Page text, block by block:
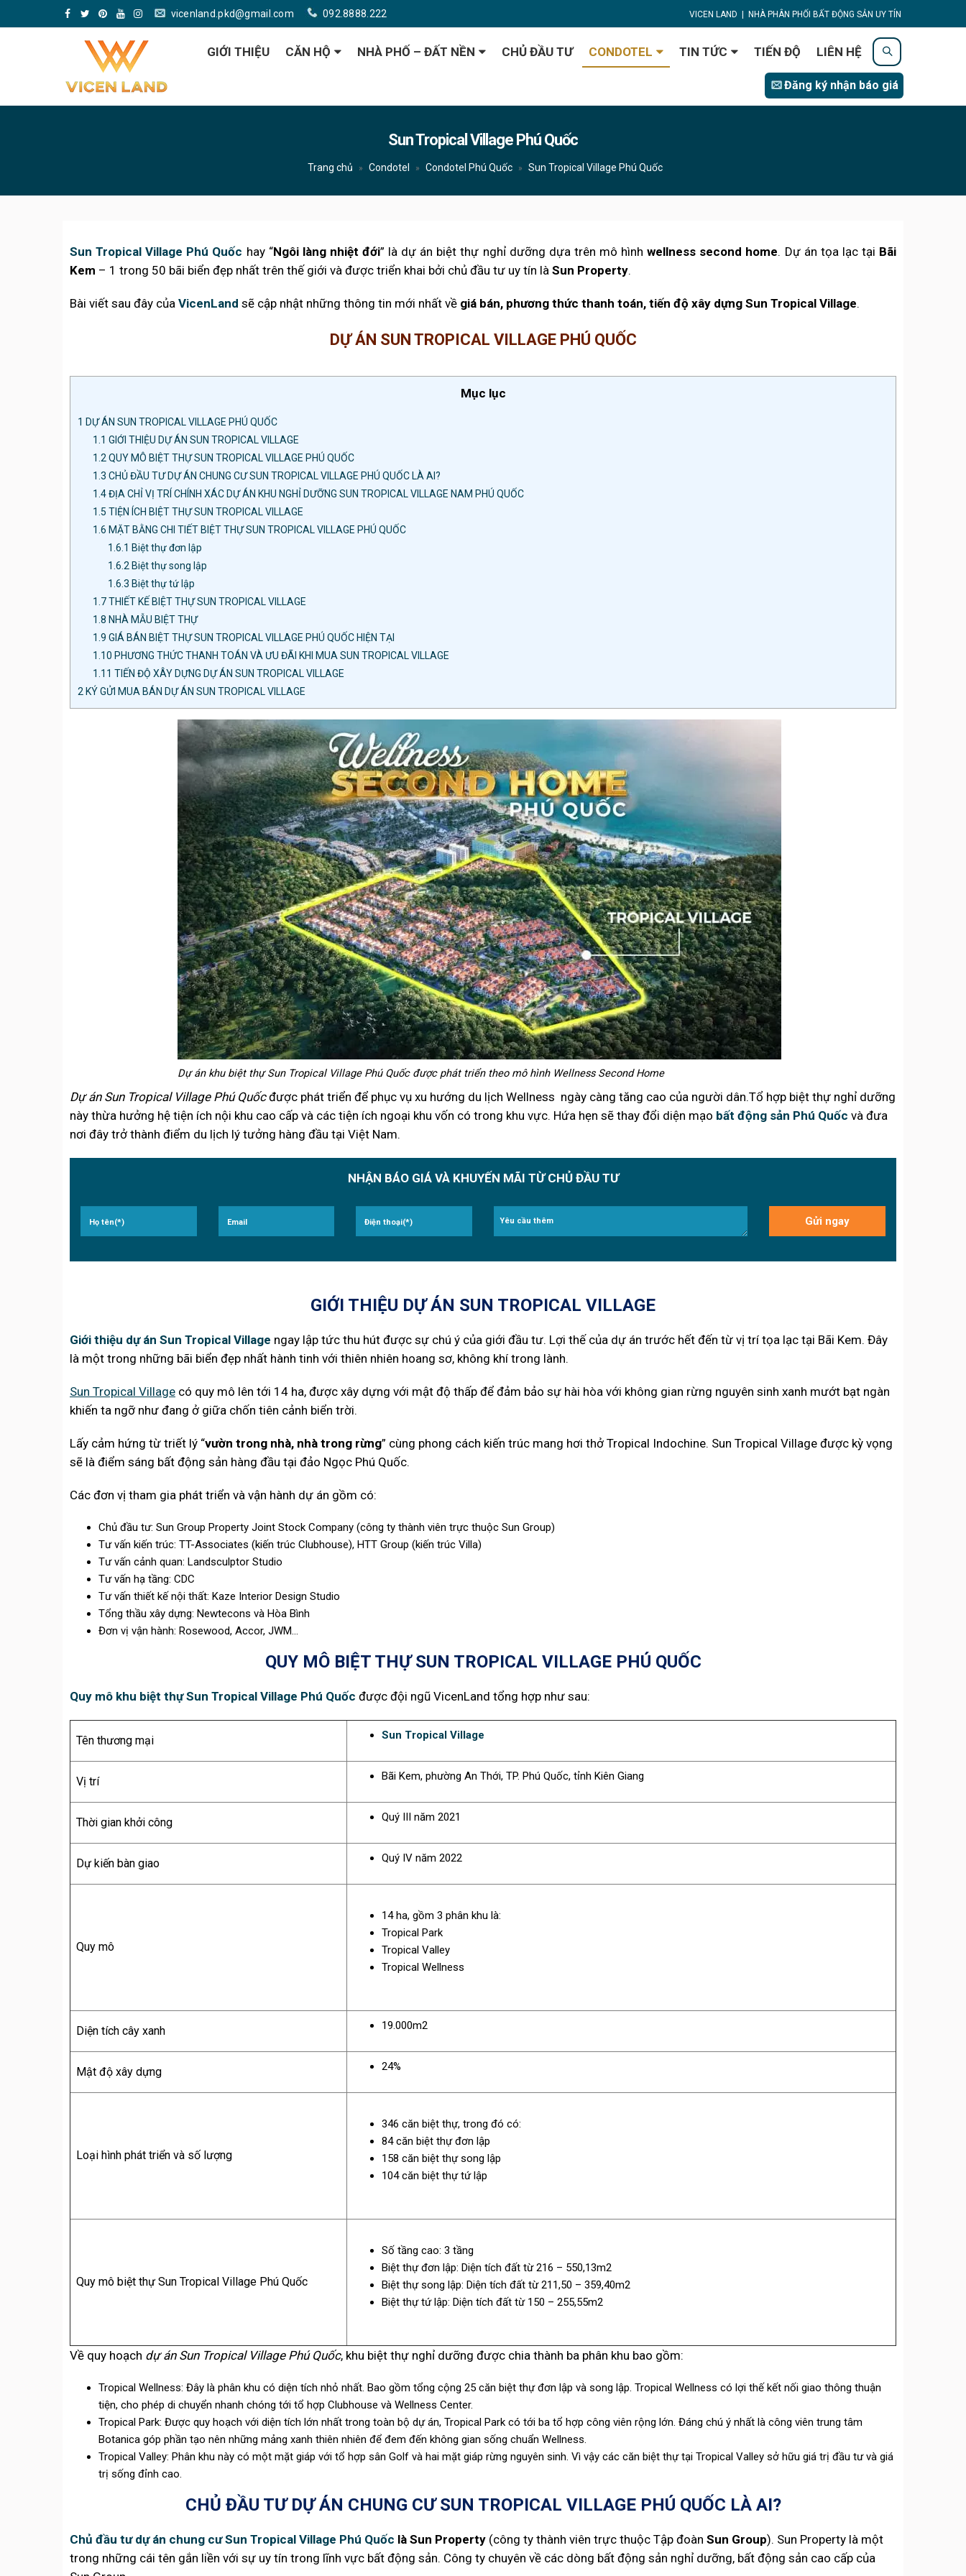
vicenland.pkd@gmail.com 092.8888.222 VICEN LAND | NHÀ PHÂN PHỐI BẤT ĐỘNG SẢN UY TÍN
GIỚI THIỆU CĂN HỘ NHÀ PHỐ – ĐẤT NỀN CHỦ ĐẦU TƯ CONDOTEL TIN TỨC TIẾN ĐỘ LIÊN HỆ
Đăng ký nhận báo giá
Sun Tropical Village Phú Quốc
Trang chủ » Condotel » Condotel Phú Quốc » Sun Tropical Village Phú Quốc
Sun Tropical Village Phú Quốc hay “Ngôi làng nhiệt đới” là dự án biệt thự nghỉ dưỡng dựa trên mô hình wellness second home. Dự án tọa lạc tại Bãi
Kem – 1 trong 50 bãi biển đẹp nhất trên thế giới và được triển khai bởi chủ đầu tư uy tín là Sun Property.
Bài viết sau đây của VicenLand sẽ cập nhật những thông tin mới nhất về giá bán, phương thức thanh toán, tiến độ xây dựng Sun Tropical Village.
DỰ ÁN SUN TROPICAL VILLAGE PHÚ QUỐC
Mục lục
1 DỰ ÁN SUN TROPICAL VILLAGE PHÚ QUỐC
1.1 GIỚI THIỆU DỰ ÁN SUN TROPICAL VILLAGE
1.2 QUY MÔ BIỆT THỰ SUN TROPICAL VILLAGE PHÚ QUỐC
1.3 CHỦ ĐẦU TƯ DỰ ÁN CHUNG CƯ SUN TROPICAL VILLAGE PHÚ QUỐC LÀ AI?
1.4ĐỊA CHỈ VỊ TRÍ CHÍNH XÁC DỰ ÁN KHU NGHỈ DƯỠNG SUN TROPICAL VILLAGE NAM PHÚ QUỐC
1.5 TIỆN ÍCH BIỆT THỰ SUN TROPICAL VILLAGE
1.6 MẶT BẰNG CHI TIẾT BIỆT THỰ SUN TROPICAL VILLAGE PHÚ QUỐC
1.6.1 Biệt thự đơn lập
1.6.2 Biệt thự song lập
1.6.3 Biệt thự tứ lập
1.7THIẾT KẾ BIỆT THỰ SUN TROPICAL VILLAGE
1.8 NHÀ MẪU BIỆT THỰ
1.9 GIÁ BÁN BIỆT THỰ SUN TROPICAL VILLAGE PHÚ QUỐC HIỆN TẠI
1.10 PHƯƠNG THỨC THANH TOÁN VÀ ƯU ĐÃI KHI MUA SUN TROPICAL VILLAGE
1.11 TIẾN ĐỘ XÂY DỰNG DỰ ÁN SUN TROPICAL VILLAGE
2 KÝ GỬI MUA BÁN DỰ ÁN SUN TROPICAL VILLAGE
Dự án khu biệt thự Sun Tropical Village Phú Quốc được phát triển theo mô hình Wellness Second Home
Dự án Sun Tropical Village Phú Quốcđược phát triển để phục vụ xu hướng du lịch Wellness ngày càng tăng cao của người dân.Tổ hợp biệt thự nghỉ dưỡng
này thừa hưởng hệ tiện ích nội khu cao cấp và các tiện ích ngoại khu vốn có trong khu vực. Hứa hẹn sẽ thay đổi diện mạo bất động sản Phú Quốc và đưa
nơi đây trở thành điểm du lịch lý tưởng hàng đầu tại Việt Nam.
NHẬN BÁO GIÁ VÀ KHUYẾN MÃI TỪ CHỦ ĐẦU TƯ
GIỚI THIỆU DỰ ÁN SUN TROPICAL VILLAGE
Giới thiệu dự án Sun Tropical Village ngay lập tức thu hút được sự chú ý của giới đầu tư. Lợi thế của dự án trước hết đến từ vị trí tọa lạc tại Bãi Kem. Đây
là một trong những bãi biển đẹp nhất hành tinh với thiên nhiên hoang sơ, không khí trong lành.
Sun Tropical Village có quy mô lên tới 14 ha, được xây dựng với mật độ thấp để đảm bảo sự hài hòa với không gian rừng nguyên sinh xanh mướt bạt ngàn
khiến ta ngỡ như đang ở giữa chốn tiên cảnh biển trời.
Lấy cảm hứng từ triết lý “vườn trong nhà, nhà trong rừng” cùng phong cách kiến trúc mang hơi thở Tropical Indochine. Sun Tropical Village được kỳ vọng
sẽ là điểm sáng bất động sản hàng đầu tại đảo Ngọc Phú Quốc.
Các đơn vị tham gia phát triển và vận hành dự án gồm có:
Chủ đầu tư: Sun Group Property Joint Stock Company (công ty thành viên trực thuộc Sun Group)
Tư vấn kiến trúc: TT-Associates (kiến trúc Clubhouse), HTT Group (kiến trúc Villa)
Tư vấn cảnh quan: Landsculptor Studio
Tư vấn hạ tầng: CDC
Tư vấn thiết kế nội thất: Kaze Interior Design Studio
Tổng thầu xây dựng: Newtecons và Hòa Bình
Đơn vị vận hành: Rosewood, Accor, JWM…
QUY MÔ BIỆT THỰ SUN TROPICAL VILLAGE PHÚ QUỐC
Quy mô khu biệt thự Sun Tropical Village Phú Quốc được đội ngũ VicenLand tổng hợp như sau:
Tên thương mại Sun Tropical Village
Vị trí Bãi Kem, phường An Thới, TP. Phú Quốc, tỉnh Kiên Giang
Thời gian khởi công Quý III năm 2021
Dự kiến bàn giao Quý IV năm 2022
Quy mô
14 ha, gồm 3 phân khu là:
Tropical Park
Tropical Valley
Tropical Wellness
Diện tích cây xanh 19.000m2
Mật độ xây dựng 24%
Loại hình phát triển và số lượng
346 căn biệt thự, trong đó có:
84 căn biệt thự đơn lập
158 căn biệt thự song lập
104 căn biệt thự tứ lập
Quy mô biệt thự Sun Tropical Village Phú Quốc
Số tầng cao: 3 tầng
Biệt thự đơn lập: Diện tích đất từ 216 – 550,13m2
Biệt thự song lập: Diện tích đất từ 211,50 – 359,40m2
Biệt thự tứ lập: Diện tích đất từ 150 – 255,55m2
Về quy hoạch dự án Sun Tropical Village Phú Quốc, khu biệt thự nghỉ dưỡng được chia thành ba phân khu bao gồm:
Tropical Wellness: Đây là phân khu có diện tích nhỏ nhất. Bao gồm tổng cộng 25 căn biệt thự đơn lập và song lập. Tropical Wellness có lợi thế kết nối giao thông thuận
tiện, cho phép di chuyển nhanh chóng tới tổ hợp Clubhouse và Wellness Center.
Tropical Park: Được quy hoạch với diện tích lớn nhất trong toàn bộ dự án, Tropical Park có tới ba tổ hợp công viên rộng lớn. Đáng chú ý nhất là công viên trung tâm
Botanica góp phần tạo nên những mảng xanh thiên nhiên để đem đến không gian sống chuẩn Wellness.
Tropical Valley: Phân khu này có một mặt giáp với tổ hợp sân Golf và hai mặt giáp rừng nguyên sinh. Vì vậy các căn biệt thự tại Tropical Valley sở hữu giá trị đầu tư và giá
trị sống đỉnh cao.
CHỦ ĐẦU TƯ DỰ ÁN CHUNG CƯ SUN TROPICAL VILLAGE PHÚ QUỐC LÀ AI?
Chủ đầu tư dự án chung cư Sun Tropical Village Phú Quốc là Sun Property (công ty thành viên trực thuộc Tập đoàn Sun Group). Sun Property là một
trong những cái tên gắn liền với sự uy tín trong lĩnh vực bất động sản. Công ty chuyên về các dòng bất động sản nghỉ dưỡng, bất động sản cao cấp của